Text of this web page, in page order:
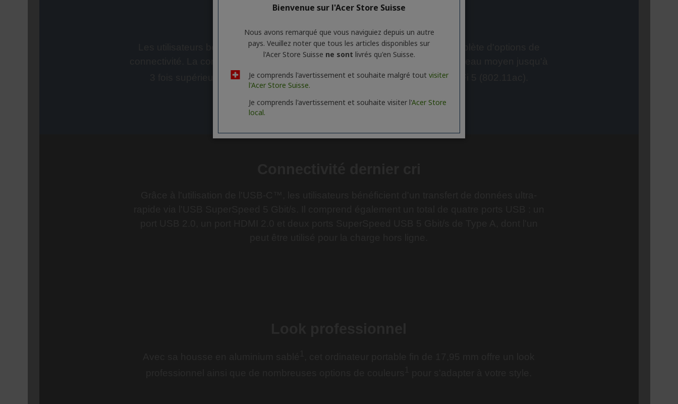
Bienvenue sur l'Acer Store Suisse
Nous avons remarqué que vous naviguiez depuis un autre
pays. Veuillez noter que tous les articles disponibles sur
l'Acer Store Suisse ne sont livrés qu'en Suisse.
Je comprends l'avertissement et souhaite malgré tout visiter
l'Acer Store Suisse.
Je comprends l'avertissement et souhaite visiter l'Acer Store
local.